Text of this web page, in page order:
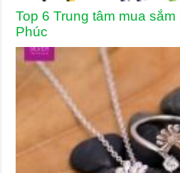
Top 6 Trung tâm mua
Phúc